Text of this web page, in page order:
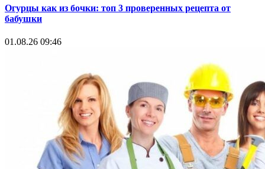
Огурцы как из бочки: топ 3 проверенных рецепта от
бабушки
01.08.26 09:46